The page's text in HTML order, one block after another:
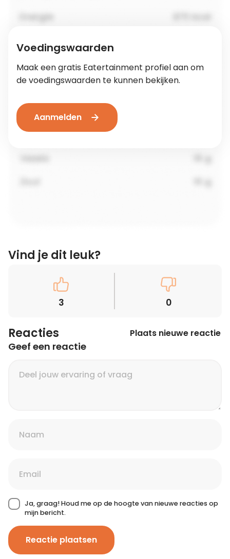
Voedingswaarden
Maak een gratis Eatertainment profiel aan om
de voedingswaarden te kunnen bekijken.
Aanmelden
Vind je dit leuk?
3 0
Reacties Plaats nieuwe reactie
Geef een reactie
Ja, graag! Houd me op de hoogte van nieuwe reacties op
mijn bericht.
Reactie plaatsen